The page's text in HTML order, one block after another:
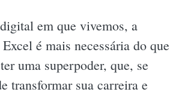
em que vivemos, a
é mais necessária do que
uma superpoder, que, se
transformar sua carreira e